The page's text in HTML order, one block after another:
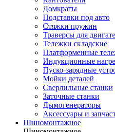
Домкраты
Подставки под авто
Стяжки пружин
Траверсы для
Тележки складские
Платформенные
Индукционные
Пуско-зарядные
Мойки деталей
Сверлильные станки
Заточные станки
Дымогенераторы
Аксессуары и
Шиномонтажное